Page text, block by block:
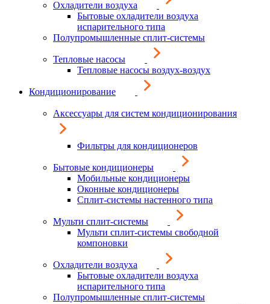
Охладители воздуха
Бытовые охладители воздуха
испарительного типа
Полупромышленные сплит-системы
Тепловые насосы
Тепловые насосы воздух-воздух
Кондиционирование
Аксессуары для систем кондиционирования
Фильтры для кондиционеров
Бытовые кондиционеры
Мобильные кондиционеры
Оконные кондиционеры
Сплит-системы настенного типа
Мульти сплит-системы
Мульти сплит-системы свободной
компоновки
Охладители воздуха
Бытовые охладители воздуха
испарительного типа
Полупромышленные сплит-системы